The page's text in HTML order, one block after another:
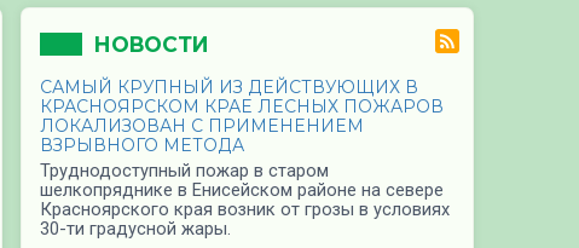
НОВОСТИ
САМЫЙ КРУПНЫЙ ИЗ ДЕЙСТВУЮЩИХ В
КРАСНОЯРСКОМ КРАЕ ЛЕСНЫХ ПОЖАРОВ
ЛОКАЛИЗОВАН С ПРИМЕНЕНИЕМ
ВЗРЫВНОГО МЕТОДА
Труднодоступный пожар в старом
шелкопряднике в Енисейском районе на севере
Красноярского края возник от грозы в условиях
30-ти градусной жары.